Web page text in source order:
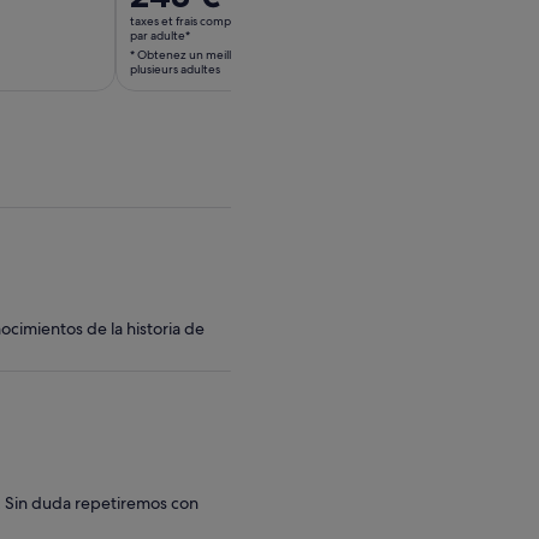
prix
est
de 248 €.
adultes
taxes et frais compris
par adulte*
* Obtenez un meilleur prix en sélectionnant
plusieurs adultes
de la historia de
duda repetiremos con